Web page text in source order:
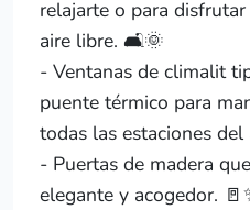
relajarte o para
aire libre. 🛋️🌞
- Ventanas de climalit
puente térmico para
todas las estaciones
- Puertas de madera
elegante y acogedor.